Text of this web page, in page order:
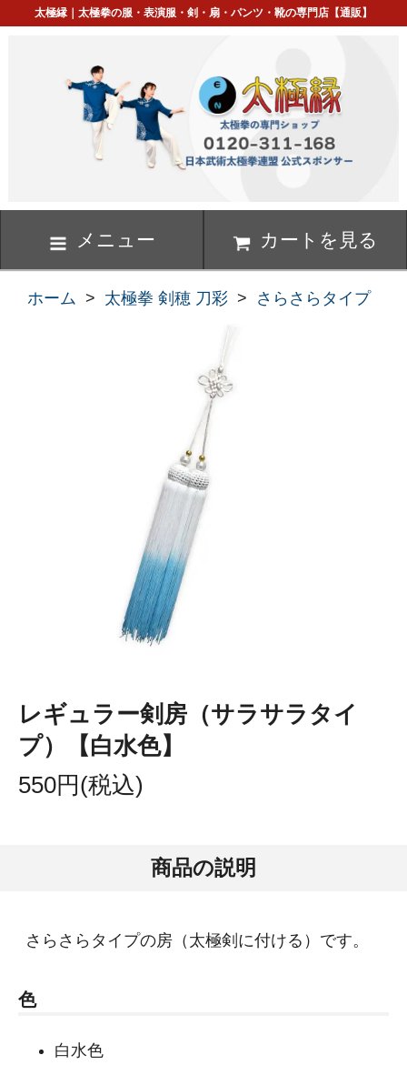
太極縁｜太極拳の服・表演服・剣・扇・パンツ・靴の専門店【通販】
メニュー カートを見る
ホーム > 太極拳 剣穂 刀彩 > さらさらタイプ
レギュラー剣房（サラサラタイ
プ）【白水色】
550円(税込)
商品の説明
さらさらタイプの房（太極剣に付ける）です。
色
白水色